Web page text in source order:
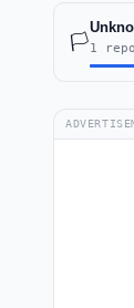
🏳️1